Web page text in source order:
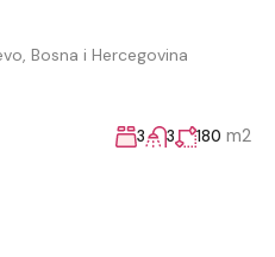
Bosna i Hercegovina
3 3 180 m2